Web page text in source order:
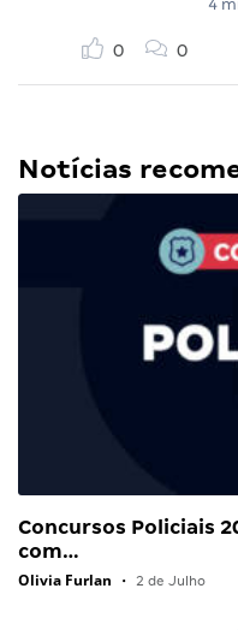
4
0 0
Notícias
Concursos Policiais
com…
Olivia Furlan • 2 de Julho